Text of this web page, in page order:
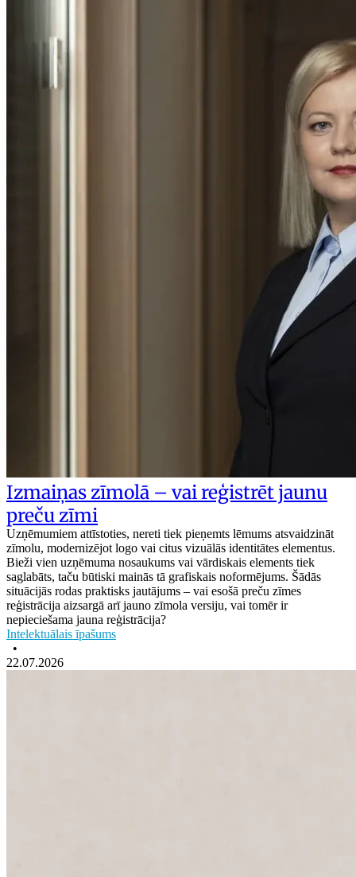
Izmaiņas zīmolā – vai reģistrēt jaunu
preču zīmi
Uzņēmumiem attīstoties, nereti tiek pieņemts lēmums atsvaidzināt
zīmolu, modernizējot logo vai citus vizuālās identitātes elementus.
Bieži vien uzņēmuma nosaukums vai vārdiskais elements tiek
saglabāts, taču būtiski mainās tā grafiskais noformējums. Šādās
situācijās rodas praktisks jautājums – vai esošā preču zīmes
reģistrācija aizsargā arī jauno zīmola versiju, vai tomēr ir
nepieciešama jauna reģistrācija?
Intelektuālais īpašums
•
22.07.2026